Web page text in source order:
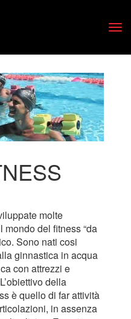
molte
del fitness “da
Sono nati cosi
ginnastica in acqua
con attrezzi e
della
è quello di far attività
in assenza